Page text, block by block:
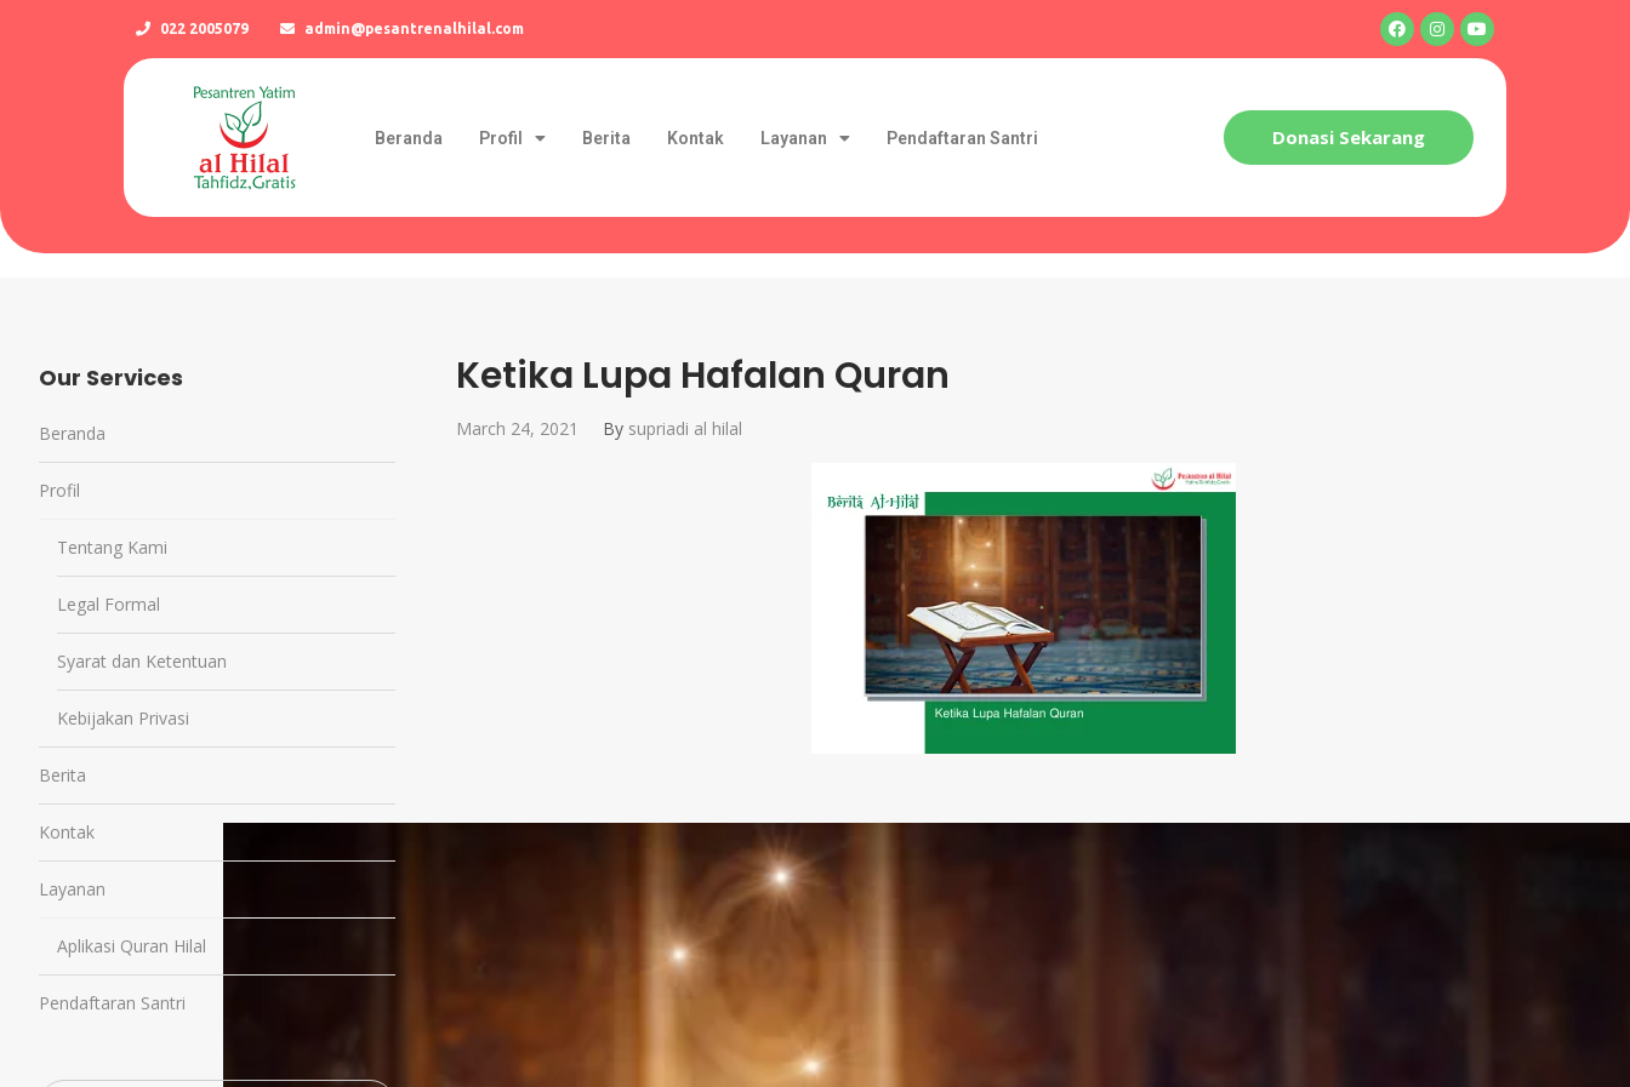
022 2005079 admin@pesantrenalhilal.com
Beranda Profil Berita Kontak Layanan Pendaftaran Santri Donasi Sekarang
Ketika Lupa Hafalan Quran
March 24, 2021 By supriadi al hilal
Our Services
Beranda
Profil
Tentang Kami
Legal Formal
Syarat dan Ketentuan
Kebijakan Privasi
Berita
Kontak
Layanan
Aplikasi Quran Hilal
Pendaftaran Santri